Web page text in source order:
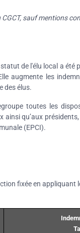
sauf mentions
de l'élu local a été
augmente les
des élus.
toutes les
qu’aux
(EPCI).
fixée en appliquant